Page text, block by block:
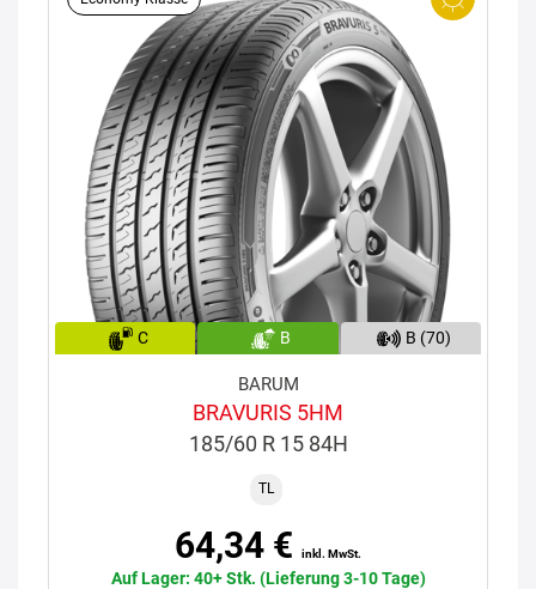
C B B (70)
BARUM
BRAVURIS 5HM
185/60 R 15 84H
TL
64,34 € inkl. MwSt.
Auf Lager: 40+ Stk. (Lieferung 3-10 Tage)